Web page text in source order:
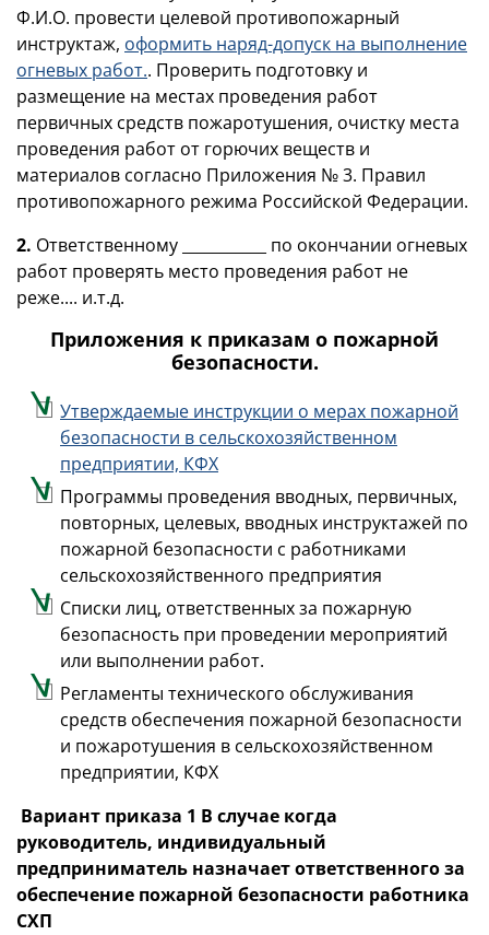
Ф.И.О. провести целевой противопожарный
инструктаж, оформить наряд-допуск на выполнение
огневых работ.. Проверить подготовку и
размещение на местах проведения работ
первичных средств пожаротушения, очистку места
проведения работ от горючих веществ и
материалов согласно Приложения № 3. Правил
противопожарного режима Российской Федерации.
2. Ответственному ___________ по окончании огневых
работ проверять место проведения работ не
реже.... и.т.д.
Приложения к приказам о пожарной
безопасности.
Утверждаемые инструкции о мерах пожарной
безопасности в сельскохозяйственном
предприятии, КФХ
Программы проведения вводных, первичных,
повторных, целевых, вводных инструктажей по
пожарной безопасности с работниками
сельскохозяйственного предприятия
Списки лиц, ответственных за пожарную
безопасность при проведении мероприятий
или выполнении работ.
Регламенты технического обслуживания
средств обеспечения пожарной безопасности
и пожаротушения в сельскохозяйственном
предприятии, КФХ
Вариант приказа 1 В случае когда
руководитель, индивидуальный
предприниматель назначает ответственного за
обеспечение пожарной безопасности работника
СХП